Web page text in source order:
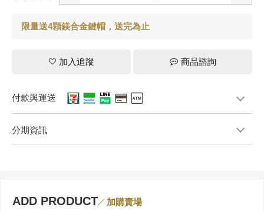
限量送4顆鎂合金鍵帽，送完為止
加入追蹤 商品諮詢
付款與運送
分期資訊
ADD PRODUCT 加購賣場